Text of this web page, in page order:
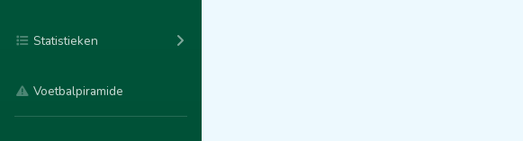
Statistieken
Voetbalpiramide